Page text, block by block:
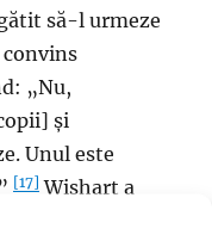
să-l urmeze
„Nu,
și
Unul este
[17] Wishart a
acuzatorul